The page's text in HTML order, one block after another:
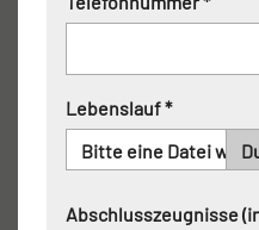
Lebenslauf *
Bitte eine Datei
Abschlusszeugnisse